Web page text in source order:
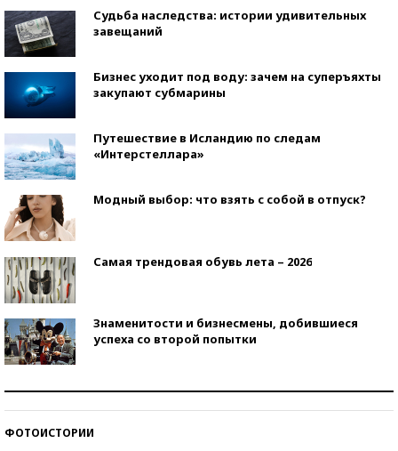
Судьба наследства: истории удивительных
завещаний
Бизнес уходит под воду: зачем на суперъяхты
закупают субмарины
Путешествие в Исландию по следам
«Интерстеллара»
Модный выбор: что взять с собой в отпуск?
Самая трендовая обувь лета – 2026
Знаменитости и бизнесмены, добившиеся
успеха со второй попытки
ФОТОИСТОРИИ